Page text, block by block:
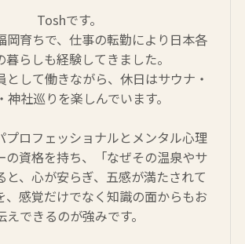
Toshです。
岡育ちで、仕事の転勤により日本各
暮らしも経験してきました。
として働きながら、休日はサウナ・
神社巡りを楽しんでいます。
プロフェッショナルとメンタル心理
の資格を持ち、「なぜその温泉やサ
と、心が安らぎ、五感が満たされて
、感覚だけでなく知識の面からもお
えできるのが強みです。